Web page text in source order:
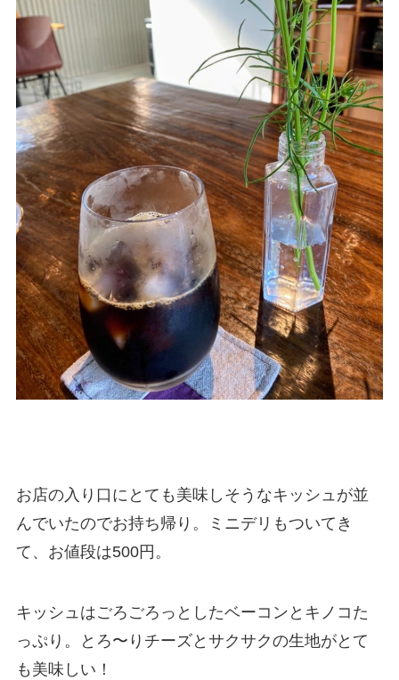
お店の入り口にとても美味しそうなキッシュが並
んでいたのでお持ち帰り。ミニデリもついてき
て、お値段は500円。
キッシュはごろごろっとしたベーコンとキノコた
っぷり。とろ〜りチーズとサクサクの生地がとて
も美味しい！